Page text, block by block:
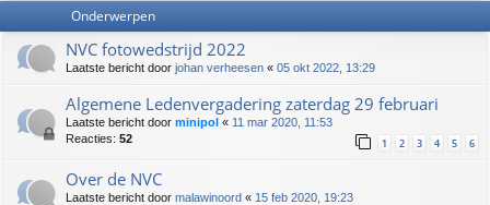
Onderwerpen
NVC fotowedstrijd 2022
Laatste bericht door johan verheesen « 05 okt 2022, 13:29
Algemene Ledenvergadering zaterdag 29 februari
Laatste bericht door minipol « 11 mar 2020, 11:53
Reacties: 52 1 2 3 4 5 6
Over de NVC
Laatste bericht door malawinoord « 15 feb 2020, 19:23